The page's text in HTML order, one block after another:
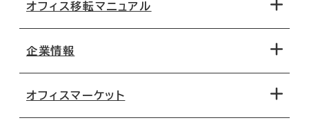
地図から探す
路線・駅から探す
オフィス移転マニュアル
移転コストシミュレーション
移転スケジュール
企業情報
オフィスマーケット